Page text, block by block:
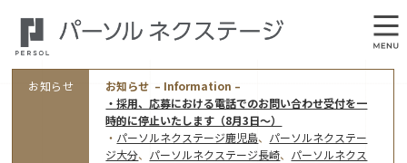
お知らせ
お知らせ – Information –
・採用、応募における電話でのお問い合わせ受付を一
時的に停止いたします（8月3日～）
・ パーソルネクステージ鹿児島、 パーソルネクステー
ジ大分、 パーソルネクステージ長崎、 パーソルネクス